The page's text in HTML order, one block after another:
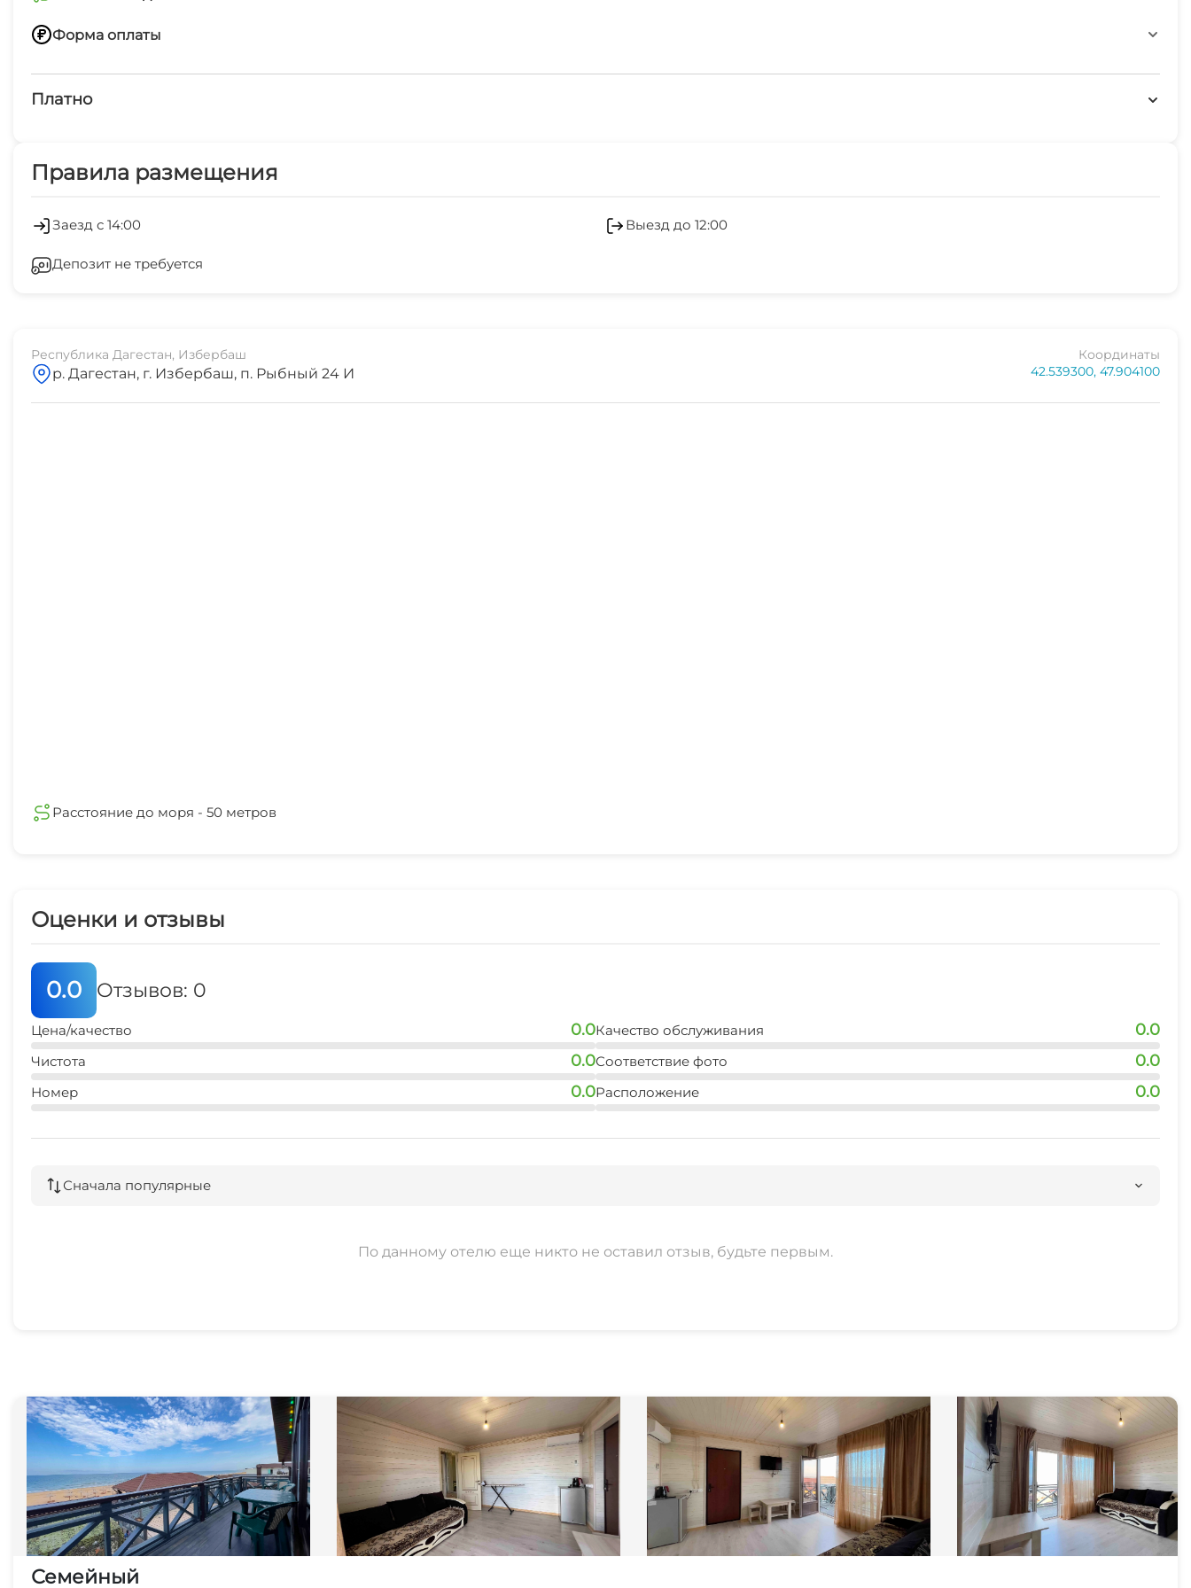
Расстояние до моря
Форма оплаты
Переводом по номеру телефона Наличные
Платно
Экскурсии по запросу
Правила размещения
Заезд с 14:00 Выезд до 12:00
Депозит не требуется
Республика Дагестан, Избербаш
р. Дагестан, г. Избербаш, п. Рыбный 24 И
Координаты
42.539300, 47.904100
Расстояние до моря - 50 метров
Оценки и отзывы
0.0 Отзывов: 0
Цена/качество 0.0
Чистота 0.0
Номер 0.0
Качество обслуживания 0.0
Соответствие фото 0.0
Расположение 0.0
Сначала популярные
По данному отелю еще никто не оставил отзыв, будьте первым.
Семейный